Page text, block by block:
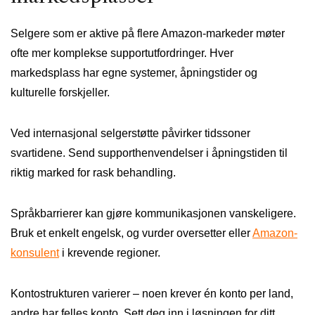
Selgere som er aktive på flere Amazon-markeder møter
ofte mer komplekse supportutfordringer. Hver
markedsplass har egne systemer, åpningstider og
kulturelle forskjeller.
Ved internasjonal selgerstøtte påvirker tidssoner
svartidene. Send supporthenvendelser i åpningstiden til
riktig marked for rask behandling.
Språkbarrierer kan gjøre kommunikasjonen vanskeligere.
Bruk et enkelt engelsk, og vurder oversetter ellerAmazon-
konsulenti krevende regioner.
Kontostrukturen varierer – noen krever én konto per land,